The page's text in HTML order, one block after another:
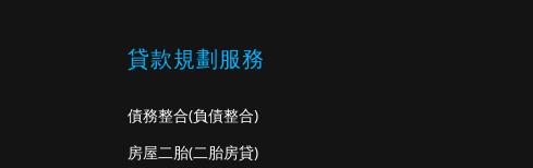
貸款規劃服務
債務整合(負債整合)
房屋二胎(二胎房貸)